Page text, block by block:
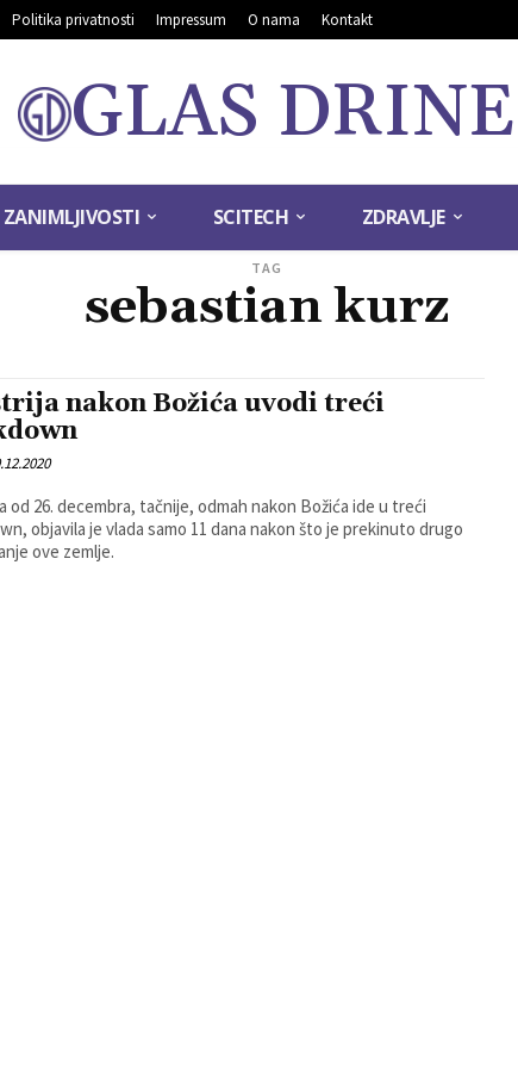
Politika privatnosti Impressum O nama Kontakt
GLAS DRINE
ZANIMLJIVOSTI SCITECH ZDRAVLJE
TAG
sebastian kurz
nakon Božića uvodi treći
od 26. decembra, tačnije, odmah nakon Božića ide u treći
objavila je vlada samo 11 dana nakon što je prekinuto drugo
ove zemlje.